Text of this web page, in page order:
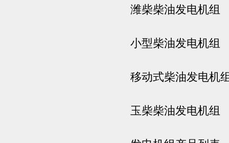
潍柴柴油发电机组
小型柴油发电机组
移动式柴油发电机
玉柴柴油发电机组